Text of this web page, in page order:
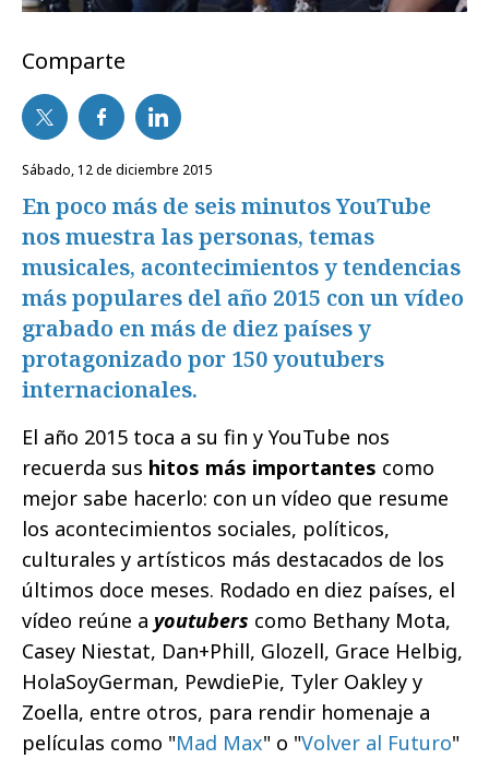
Comparte
sábado, 12 de diciembre 2015
En poco más de seis minutos YouTube
nos muestra las personas, temas
musicales, acontecimientos y tendencias
más populares del año 2015 con un vídeo
grabado en más de diez países y
protagonizado por 150 youtubers
internacionales.
El año 2015 toca a su fin y YouTube nos
recuerda sus hitos más importantes como
mejor sabe hacerlo: con un vídeo que resume
los acontecimientos sociales, políticos,
culturales y artísticos más destacados de los
últimos doce meses. Rodado en diez países, el
vídeo reúne a youtubers como Bethany Mota,
Casey Niestat, Dan+Phill, Glozell, Grace Helbig,
HolaSoyGerman, PewdiePie, Tyler Oakley y
Zoella, entre otros, para rendir homenaje a
películas como "Mad Max" o "Volver al Futuro"